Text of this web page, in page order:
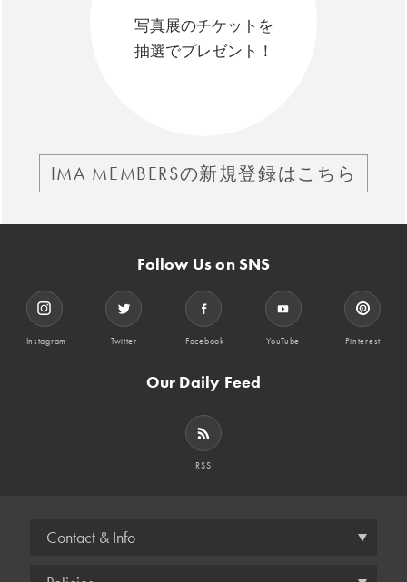
写真展のチケットを
抽選でプレゼント！
IMA MEMBERSの新規登録はこちら
Follow Us on SNS
Instagram Twitter Facebook YouTube Pinterest
Our Daily Feed
RSS
Contact & Info